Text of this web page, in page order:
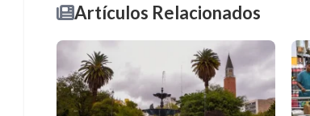
Artículos Relacionados